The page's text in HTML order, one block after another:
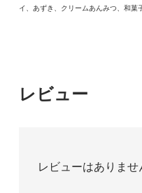
イ、あずき、クリームあんみつ、和菓
レビュー
レビューはありませ